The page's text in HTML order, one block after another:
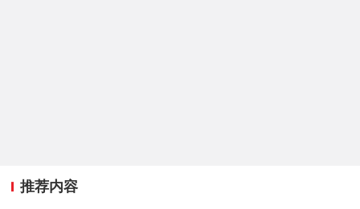
推荐内容